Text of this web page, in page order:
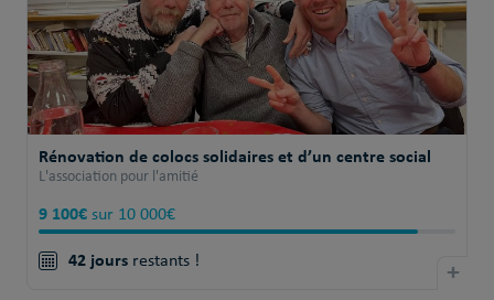
Rénovation de colocs solidaires et d’un centre social
L'association pour l'amitié
9 100€sur 10 000€
42 joursrestants ! +